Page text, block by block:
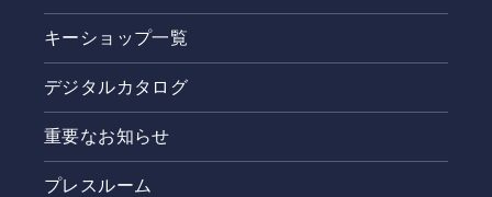
キーショップ一覧
デジタルカタログ
重要なお知らせ
プレスルーム